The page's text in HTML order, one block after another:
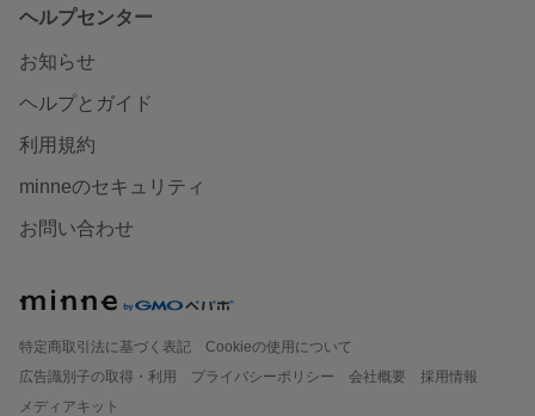
ヘルプセンター
お知らせ
ヘルプとガイド
利用規約
minneのセキュリティ
お問い合わせ
特定商取引法に基づく表記
Cookieの使用について
広告識別子の取得・利用
プライバシーポリシー 会社概要
採用情報
メディアキット